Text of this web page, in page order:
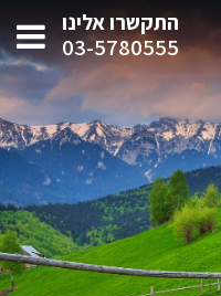
התקשרו אלינו
03-5780555